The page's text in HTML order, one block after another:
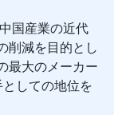
国産業の近代
削減を目的とし
最大のメーカー
しての地位を